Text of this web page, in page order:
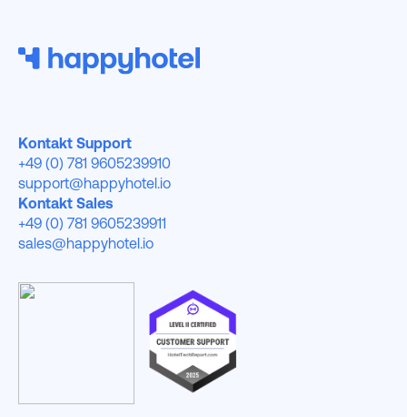
Kontakt Support
+49 (0) 781 9605239910
support@happyhotel.io
Kontakt Sales
+49 (0) 781 9605239911
sales@happyhotel.io